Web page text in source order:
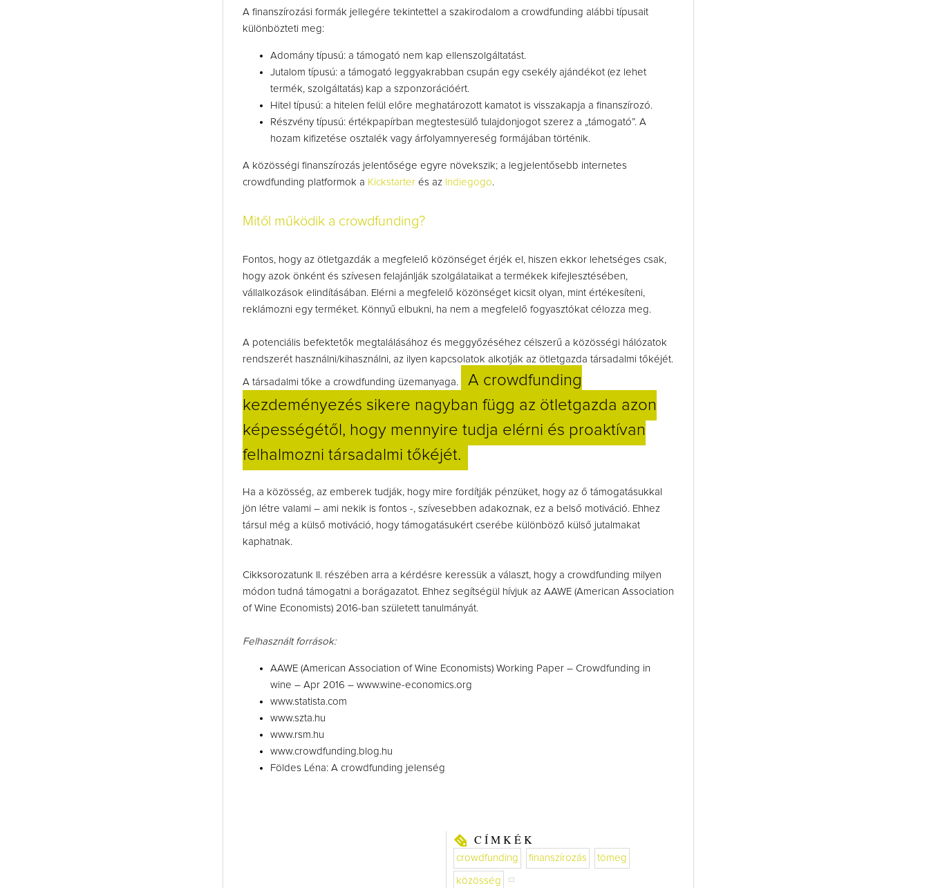
A finanszírozási formák jellegére tekintettel a szakirodalom a crowdfunding alábbi típusait
különbözteti meg:
Adomány típusú: a támogató nem kap ellenszolgáltatást.
Jutalom típusú: a támogató leggyakrabban csupán egy csekély ajándékot (ez lehet
termék, szolgáltatás) kap a szponzorációért.
Hitel típusú: a hitelen felül előre meghatározott kamatot is visszakapja a finanszírozó.
Részvény típusú: értékpapírban megtestesülő tulajdonjogot szerez a „támogató”. A
hozam kifizetése osztalék vagy árfolyamnyereség formájában történik.
A közösségi finanszírozás jelentősége egyre növekszik; a legjelentősebb internetes
crowdfunding platformok a Kickstarterés az Indiegogo.
Mitől működik a crowdfunding?
Fontos, hogy az ötletgazdák a megfelelő közönséget érjék el, hiszen ekkor lehetséges csak,
hogy azok önként és szívesen felajánlják szolgálataikat a termékek kifejlesztésében,
vállalkozások elindításában. Elérni a megfelelő közönséget kicsit olyan, mint értékesíteni,
reklámozni egy terméket. Könnyű elbukni, ha nem a megfelelő fogyasztókat célozza meg.
A potenciális befektetők megtalálásához és meggyőzéséhez célszerű a közösségi hálózatok
rendszerét használni/kihasználni, az ilyen kapcsolatok alkotják az ötletgazda társadalmi tőkéjét.
A társadalmi tőke a crowdfunding üzemanyaga.
A crowdfunding
kezdeményezés sikere nagyban függ az ötletgazda azon
képességétől, hogy mennyire tudja elérni és proaktívan
felhalmozni társadalmi tőkéjét.
Ha a közösség, az emberek tudják, hogy mire fordítják pénzüket, hogy az ő támogatásukkal
jön létre valami – ami nekik is fontos -, szívesebben adakoznak, ez a belső motiváció. Ehhez
társul még a külső motiváció, hogy támogatásukért cserébe különböző külső jutalmakat
kaphatnak.
Cikksorozatunk II. részében arra a kérdésre keressük a választ, hogy a crowdfunding milyen
módon tudná támogatni a borágazatot. Ehhez segítségül hívjuk az AAWE (American Association
of Wine Economists) 2016-ban született tanulmányát.
Felhasznált források:
AAWE (American Association of Wine Economists) Working Paper – Crowdfunding in
wine – Apr 2016 – www.wine-economics.org
www.statista.com
www.szta.hu
www.rsm.hu
www.crowdfunding.blog.hu
Földes Léna: A crowdfunding jelenség
CÍMKÉK
crowdfunding finanszírozás tömeg
közösség